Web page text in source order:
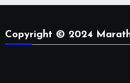
Copyright © 2024